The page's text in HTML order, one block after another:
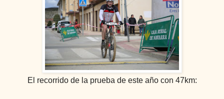
El recorrido de la prueba de este año con 47km: